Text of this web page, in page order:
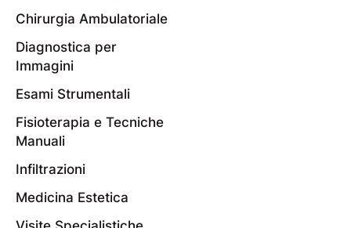
Chirurgia Ambulatoriale
Diagnostica per
Immagini
Esami Strumentali
Fisioterapia e Tecniche
Manuali
Infiltrazioni
Medicina Estetica